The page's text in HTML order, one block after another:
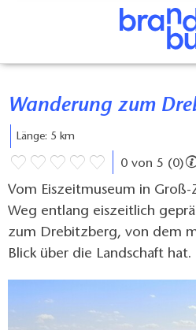
Wanderung zum
Länge: 5 km
0 von 5 (0)
Vom Eiszeitmuseum in
Weg entlang eiszeitlich
zum Drebitzberg, von dem
Blick über die Landschaft hat.